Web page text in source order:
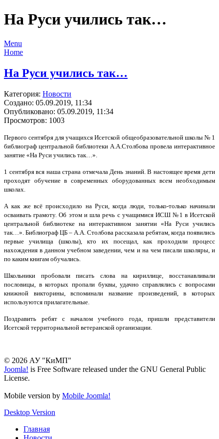
На Руси учились так…
Menu
Home
На Руси учились так…
Категория: Новости
Создано: 05.09.2019, 11:34
Опубликовано: 05.09.2019, 11:34
Просмотров: 1003
Первого сентября для учащихся Исетской общеобразовательной школы № 1
библиограф центральной библиотеки А.А.Столбова провела интерактивное
занятие «На Руси учились так…».
1 сентября вся наша страна отмечала День знаний. В настоящее время дети
проходят обучение в современных оборудованных всем необходимым
школах.
А как же всё происходило на Руси, когда люди, только-только начинали
осваивать грамоту. Об этом и шла речь с учащимися ИСШ №1 в Исетской
центральной библиотеке на интерактивном занятии «На Руси учились
так…». Библиограф ЦБ – А.А. Столбова рассказала ребятам, когда появились
первые училища (школы), кто их посещал, как проходили процесс
нахождения в данном учебном заведении, чем и на чем писали школяры, и
по каким книгам обучались.
Школьники пробовали писать слова на кириллице, восстанавливали
пословицы, в которых пропали буквы, удачно справлялись с вопросами
книжной викторины, вспоминали название произведений, в которых
используются прилагательные.
Поздравить ребят с началом учебного года, пришли представители
Исетской территориальной ветеранской организации.
© 2026 АУ "КиМП"
Joomla! is Free Software released under the GNU General Public
License.
Mobile version by Mobile Joomla!
Desktop Version
Главная